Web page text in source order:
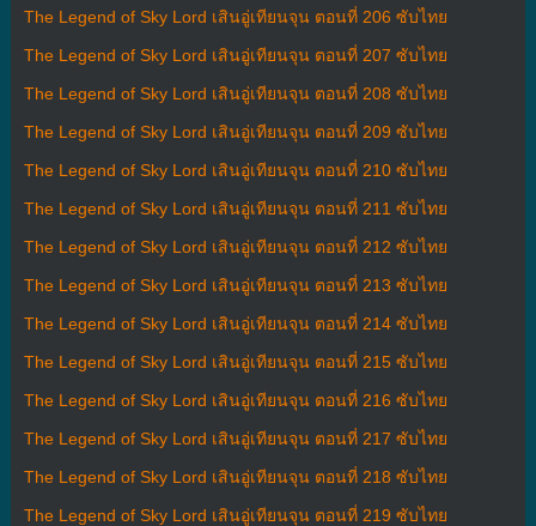
The Legend of Sky Lord เสินอู่เทียนจุน ตอนที่ 206 ซับไทย
The Legend of Sky Lord เสินอู่เทียนจุน ตอนที่ 207 ซับไทย
The Legend of Sky Lord เสินอู่เทียนจุน ตอนที่ 208 ซับไทย
The Legend of Sky Lord เสินอู่เทียนจุน ตอนที่ 209 ซับไทย
The Legend of Sky Lord เสินอู่เทียนจุน ตอนที่ 210 ซับไทย
The Legend of Sky Lord เสินอู่เทียนจุน ตอนที่ 211 ซับไทย
The Legend of Sky Lord เสินอู่เทียนจุน ตอนที่ 212 ซับไทย
The Legend of Sky Lord เสินอู่เทียนจุน ตอนที่ 213 ซับไทย
The Legend of Sky Lord เสินอู่เทียนจุน ตอนที่ 214 ซับไทย
The Legend of Sky Lord เสินอู่เทียนจุน ตอนที่ 215 ซับไทย
The Legend of Sky Lord เสินอู่เทียนจุน ตอนที่ 216 ซับไทย
The Legend of Sky Lord เสินอู่เทียนจุน ตอนที่ 217 ซับไทย
The Legend of Sky Lord เสินอู่เทียนจุน ตอนที่ 218 ซับไทย
The Legend of Sky Lord เสินอู่เทียนจุน ตอนที่ 219 ซับไทย